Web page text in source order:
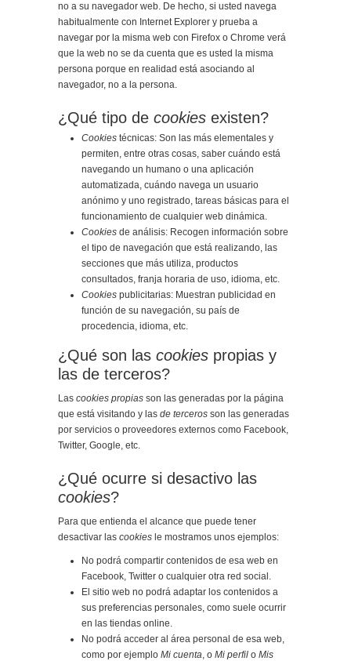
no a su navegador web. De hecho, si usted navega
habitualmente con Internet Explorer y prueba a
navegar por la misma web con Firefox o Chrome verá
que la web no se da cuenta que es usted la misma
persona porque en realidad está asociando al
navegador, no a la persona.
¿Qué tipo de cookies existen?
Cookies técnicas: Son las más elementales y
permiten, entre otras cosas, saber cuándo está
navegando un humano o una aplicación
automatizada, cuándo navega un usuario
anónimo y uno registrado, tareas básicas para el
funcionamiento de cualquier web dinámica.
Cookies de análisis: Recogen información sobre
el tipo de navegación que está realizando, las
secciones que más utiliza, productos
consultados, franja horaria de uso, idioma, etc.
Cookies publicitarias: Muestran publicidad en
función de su navegación, su país de
procedencia, idioma, etc.
¿Qué son las cookies propias y
las de terceros?
Las cookies propias son las generadas por la página
que está visitando y las de terceros son las generadas
por servicios o proveedores externos como Facebook,
Twitter, Google, etc.
¿Qué ocurre si desactivo las
cookies?
Para que entienda el alcance que puede tener
desactivar las cookies le mostramos unos ejemplos:
No podrá compartir contenidos de esa web en
Facebook, Twitter o cualquier otra red social.
El sitio web no podrá adaptar los contenidos a
sus preferencias personales, como suele ocurrir
en las tiendas online.
No podrá acceder al área personal de esa web,
como por ejemplo Mi cuenta, o Mi perfil o Mis